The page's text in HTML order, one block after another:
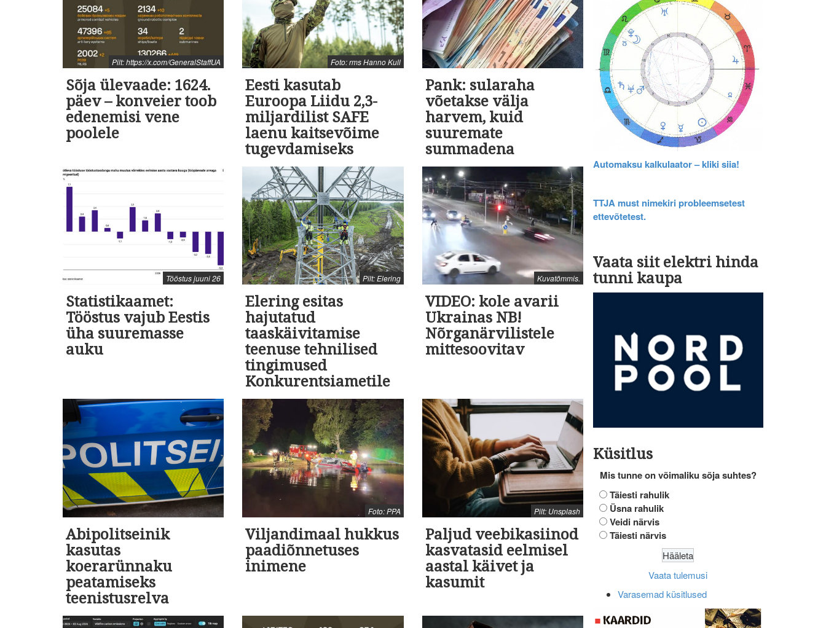
Pilt: https://x.com/GeneralStaffUA
Sõja ülevaade: 1624.
päev – konveier toob
edenemisi vene
poolele
Foto: rms Hanno Kull
Eesti kasutab
Euroopa Liidu 2,3-
miljardilist SAFE
laenu kaitsevõime
tugevdamiseks
Pank: sularaha
võetakse välja
harvem, kuid
suuremate
summadena
Tööstus juuni 26
Statistikaamet:
Tööstus vajub Eestis
üha suuremasse
auku
Pilt: Elering
Elering esitas
hajutatud
taaskäivitamise
teenuse tehnilised
tingimused
Konkurentsiametile
Kuvatõmmis.
VIDEO: kole avarii
Ukrainas NB!
Nõrganärvilistele
mittesoovitav
Abipolitseinik
kasutas
koerarünnaku
peatamiseks
teenistusrelva
Foto: PPA
Viljandimaal hukkus
paadiõnnetuses
inimene
Pilt: Unsplash
Paljud veebikasiinod
kasvatasid eelmisel
aastal käivet ja
kasumit
Automaksu kalkulaator – kliki siia!
TTJA must nimekiri probleemsetest
ettevõtetest.
Vaata siit elektri hinda
tunni kaupa
Küsitlus
Mis tunne on võimaliku sõja suhtes?
Täiesti rahulik
Üsna rahulik
Veidi närvis
Täiesti närvis
Vaata tulemusi
Varasemad küsitlused